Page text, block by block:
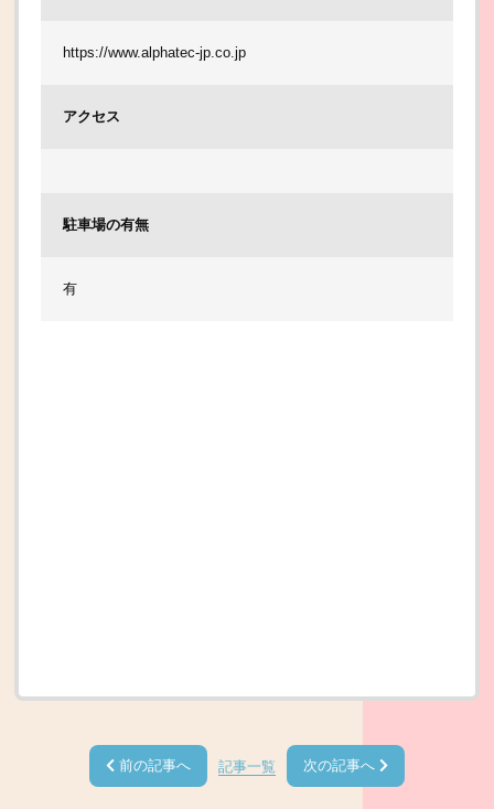
https://www.alphatec-jp.co.jp
アクセス
駐車場の有無
有
前の記事へ 記事一覧 次の記事へ